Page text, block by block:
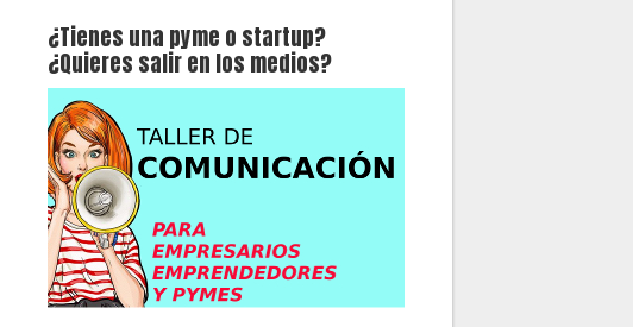
¿Tienes una pyme o startup?
¿Quieres salir en los medios?